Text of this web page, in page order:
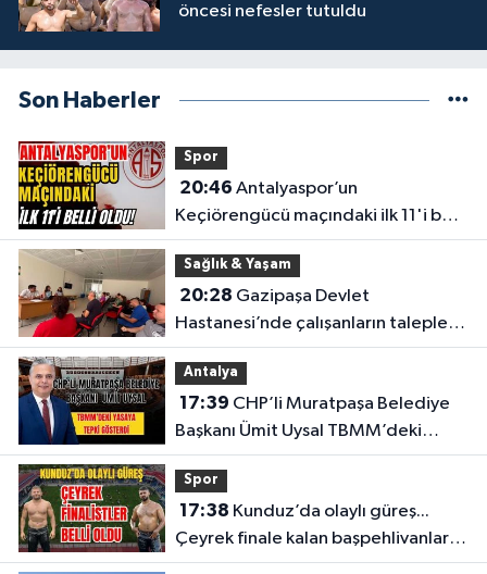
öncesi nefesler tutuldu
Son Haberler
Spor
20:46
Keçiörengücü maçındaki ilk 11'i belli
oldu!
Sağlık & Yaşam
20:28
Hastanesi’nde çalışanların talepleri
masaya yatırıldı
Antalya
17:39
Başkanı Ümit Uysal TBMM’deki
yasaya tepki gösterdi
Spor
17:38
Çeyrek finale kalan başpehlivanlar
belli oldu